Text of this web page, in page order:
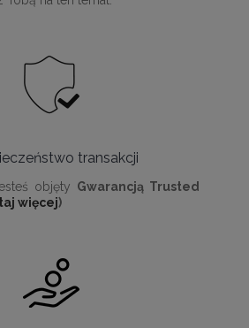
transakcji
objęty Gwarancją Trusted
więcej)